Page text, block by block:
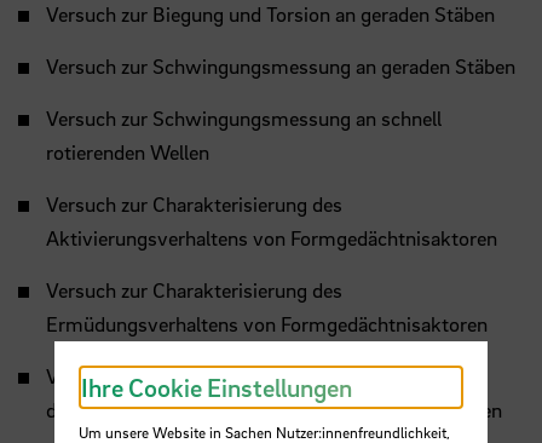
Versuch zur Biegung und Torsion an geraden Stäben
Versuch zur Schwingungsmessung an geraden Stäben
Versuch zur Schwingungsmessung an schnell
rotierenden Wellen
Versuch zur Charakterisierung des
Aktivierungsverhaltens von Formgedächtnisaktoren
Versuch zur Charakterisierung des
Ermüdungsverhaltens von Formgedächtnisaktoren
Versuch zur Charakterisierung
des Hystereseverhaltens von Formgedächnisaktoren
Ihre Cookie Einstellungen
Um unsere Website in Sachen Nutzer:innenfreundlichkeit,